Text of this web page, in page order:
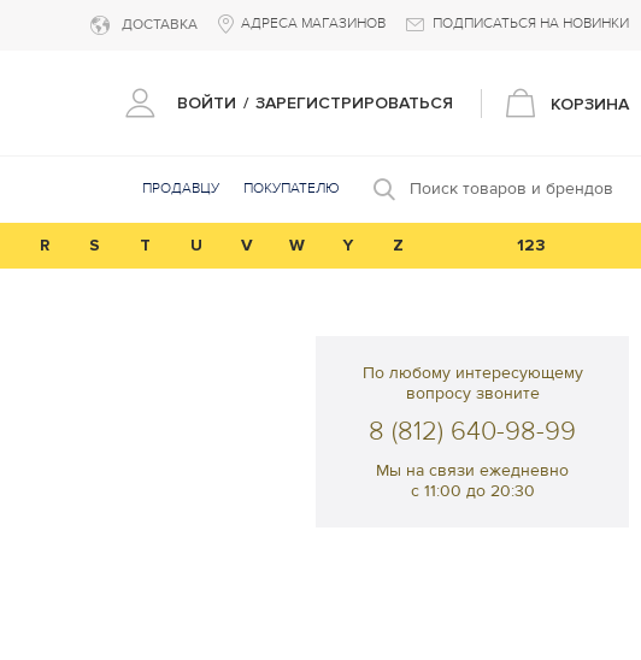
ДОСТАВКА АДРЕСА МАГАЗИНОВ ПОДПИСАТЬСЯ НА НОВИНКИ
ВОЙТИ / ЗАРЕГИСТРИРОВАТЬСЯ КОРЗИНА
ПРОДАВЦУ ПОКУПАТЕЛЮ Поиск товаров и брендов
R S T U V W Y Z 123
По любому интересующему
вопросу звоните
8 (812) 640-98-99
Мы на связи ежедневно
с 11:00 до 20:30